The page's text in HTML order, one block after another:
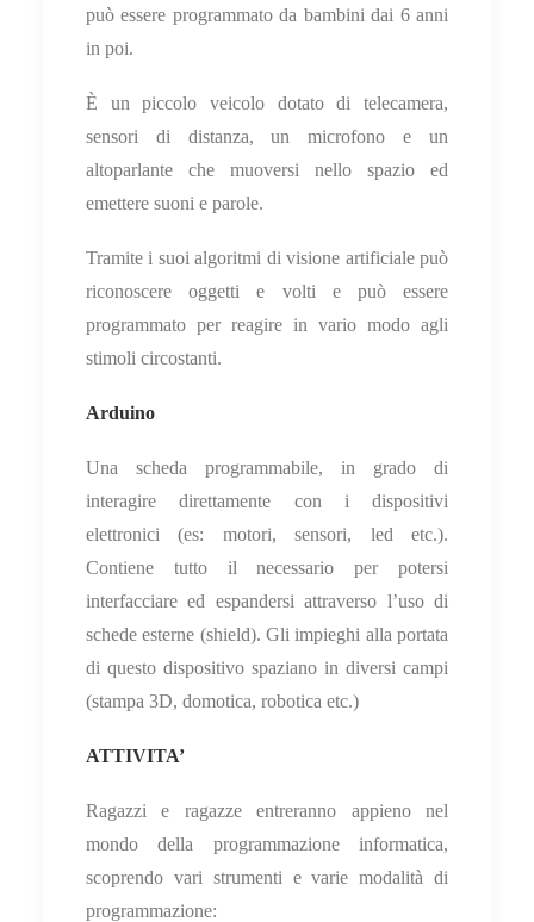
può essere programmato da bambini dai 6 anni
in poi.
È un piccolo veicolo dotato di telecamera,
sensori di distanza, un microfono e un
altoparlante che muoversi nello spazio ed
emettere suoni e parole.
Tramite i suoi algoritmi di visione artificiale può
riconoscere oggetti e volti e può essere
programmato per reagire in vario modo agli
stimoli circostanti.
Arduino
Una scheda programmabile, in grado di
interagire direttamente con i dispositivi
elettronici (es: motori, sensori, led etc.).
Contiene tutto il necessario per potersi
interfacciare ed espandersi attraverso l’uso di
schede esterne (shield). Gli impieghi alla portata
di questo dispositivo spaziano in diversi campi
(stampa 3D, domotica, robotica etc.)
ATTIVITA’
Ragazzi e ragazze entreranno appieno nel
mondo della programmazione informatica,
scoprendo vari strumenti e varie modalità di
programmazione: